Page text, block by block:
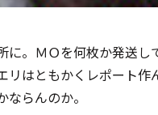
に。ＭＯを何枚か発送し
リはともかくレポート作
らんのか。